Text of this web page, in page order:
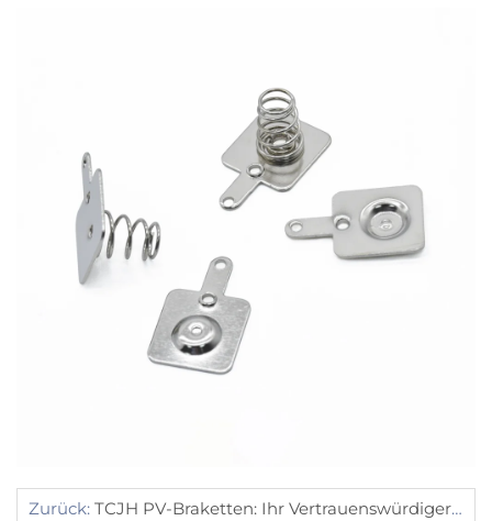
Zurück: TCJH PV-Braketten: Ihr Vertrauenswürdiger Partner Für Solarenergie